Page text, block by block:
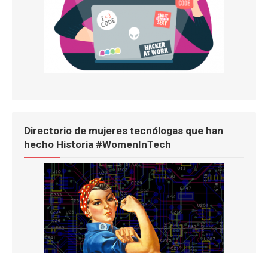
Directorio de mujeres tecnólogas que han
hecho Historia #WomenInTech